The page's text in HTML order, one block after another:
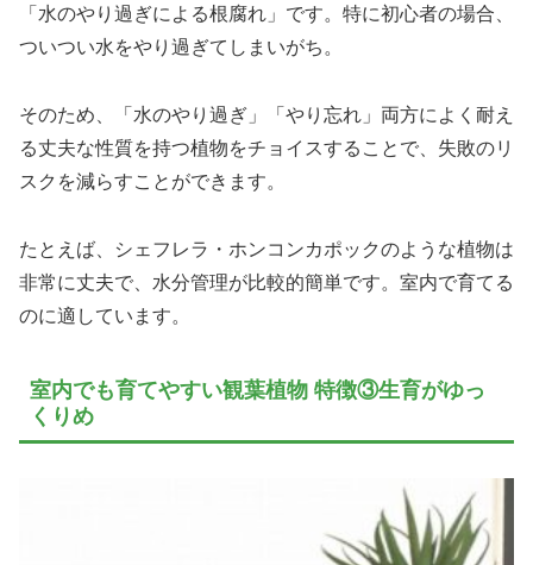
「水のやり過ぎによる根腐れ」です。特に初心者の場合、
ついつい水をやり過ぎてしまいがち。
そのため、「水のやり過ぎ」「やり忘れ」両方によく耐え
る丈夫な性質を持つ植物をチョイスすることで、失敗のリ
スクを減らすことができます。
たとえば、シェフレラ・ホンコンカポックのような植物は
非常に丈夫で、水分管理が比較的簡単です。室内で育てる
のに適しています。
室内でも育てやすい観葉植物 特徴③生育がゆっ
くりめ